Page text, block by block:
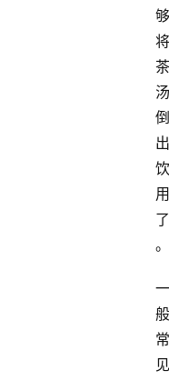
够
将
茶
汤
倒
出
饮
用
了
。
一
般
常
见